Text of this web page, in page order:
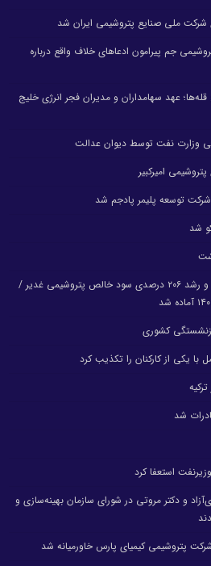
ملی صنایع پتروشیمی ایران شد
جم پیرامون ادعاهای خلاف واقع درباره
عهد سهامداران و مدیران فجر انرژی خلیج
وزارت نفت توسط دیوان عدالت
امیرکبیر
توسعه پلیمر پادجم شد
شد
رشد ۲۴ درصدی درآمد عملیاتی و رشد ۲۰۶ درصدی سود خالص پتروشیمی غدیر /
کشوری
با یکی از کارکنان را تکذیب کرد
شد
استعفا کرد
و دکتر مروتی در شورای سازمان بهینه‌سازی و
پتروشیمی کیمیای پارس خاورمیانه شد